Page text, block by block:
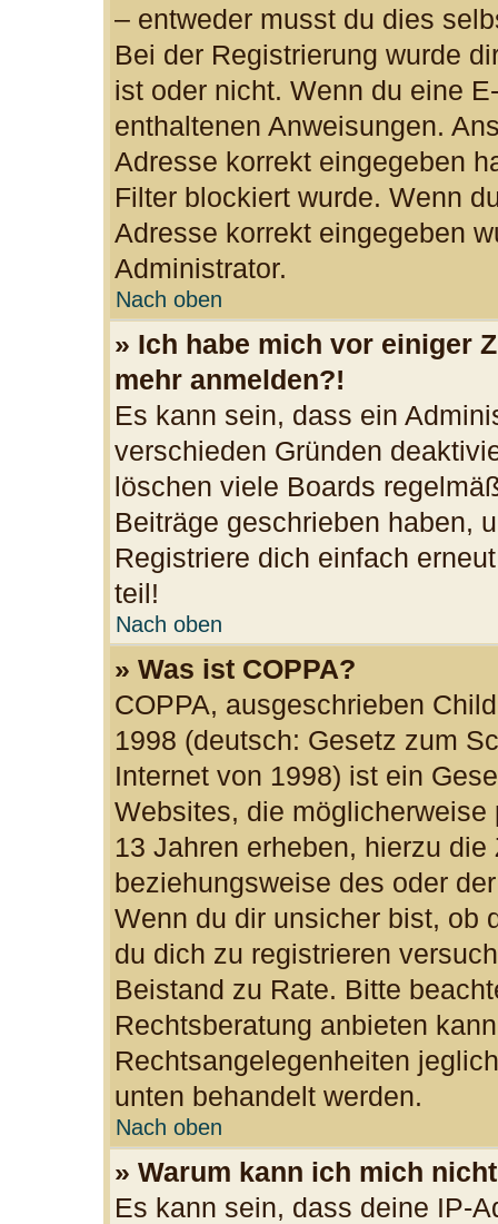
– entweder musst du dies
Bei der Registrierung wurde
ist oder nicht. Wenn du eine
enthaltenen Anweisungen.
Adresse korrekt eingegeben
Filter blockiert wurde. Wenn
Adresse korrekt eingegeben
Administrator.
Nach oben
» Ich habe mich vor einiger
mehr anmelden?!
Es kann sein, dass ein
verschieden Gründen
löschen viele Boards
Beiträge geschrieben haben,
Registriere dich einfach
teil!
Nach oben
» Was ist COPPA?
COPPA, ausgeschrieben
1998 (deutsch: Gesetz zum
Internet von 1998) ist ein
Websites, die
13 Jahren erheben, hierzu
beziehungsweise des oder
Wenn du dir unsicher bist, ob
du dich zu registrieren
Beistand zu Rate. Bitte
Rechtsberatung anbieten
Rechtsangelegenheiten
unten behandelt werden.
Nach oben
» Warum kann ich mich
Es kann sein, dass deine IP-